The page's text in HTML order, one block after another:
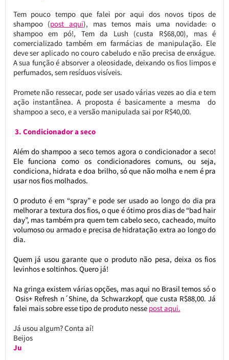
Tem pouco tempo que falei por aqui dos novos tipos de
shampoo (post aqui), mas temos mais uma novidade: o
shampoo em pó!, Tem da Lush (custa R$68,00), mas é
comercializado também em farmácias de manipulação. Ele
deve ser aplicado no couro cabeludo e não precisa de enxágue.
A sua função é absorver a oleosidade, deixando os fios limpos e
perfumados, sem resíduos visíveis.
Promete não ressecar, pode ser usado várias vezes ao dia e tem
ação instantânea. A proposta é basicamente a mesma do
shampoo a seco, e a versão manipulada sai por R$40,00.
3. Condicionador a seco
Além do shampoo a seco temos agora o condicionador a seco!
Ele funciona como os condicionadores comuns, ou seja,
condiciona, hidrata e doa brilho, só que não molha e nem é pra
usar nos fios molhados.
O produto é em “spray” e pode ser usado ao longo do dia pra
melhorar a textura dos fios, o que é ótimo pros dias de “bad hair
day”, mas também pra quem tem cabelo seco, cacheado, muito
volumoso ou armado e precisa de hidratação extra ao longo do
dia.
Quem já usou garante que o produto não pesa, deixa os fios
levinhos e soltinhos. Quero já!
Na gringa existem várias opções, mas aqui no Brasil temos só o
Osis+ Refresh n´Shine, da Schwarzkopf, que custa R$88,00. Já
falei mais sobre esse tipo de produto nesse post aqui.
Já usou algum? Conta aí!
Beijos
Ju